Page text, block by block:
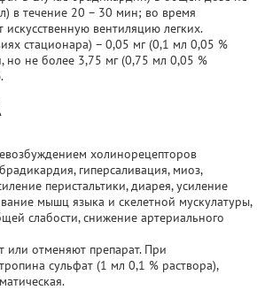
в течение 20 – 30 мин; во время
вентиляцию легких.
стационара) – 0,05 мг (0,1 мл 0,05 %
но не более 3,75 мг (0,75 мл 0,05 %
холинорецепторов
гиперсаливация, миоз,
перистальтики, диарея, усиление
мышц языка и скелетной мускулатуры,
слабости, снижение артериального
или отменяют препарат. При
сульфат (1 мл 0,1 % раствора),